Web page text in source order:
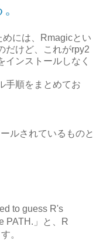
めには、Rmagicとい
だけど、これがrpy2
インストールしなく
手順をまとめてお
ルされているものと
to guess R's
PATH.」と、R
。